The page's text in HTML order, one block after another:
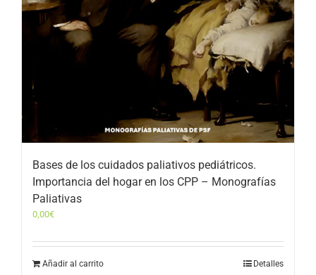
Bases de los cuidados paliativos pediátricos.
Importancia del hogar en los CPP – Monografías
Paliativas
0,00€
Añadir al carrito Detalles